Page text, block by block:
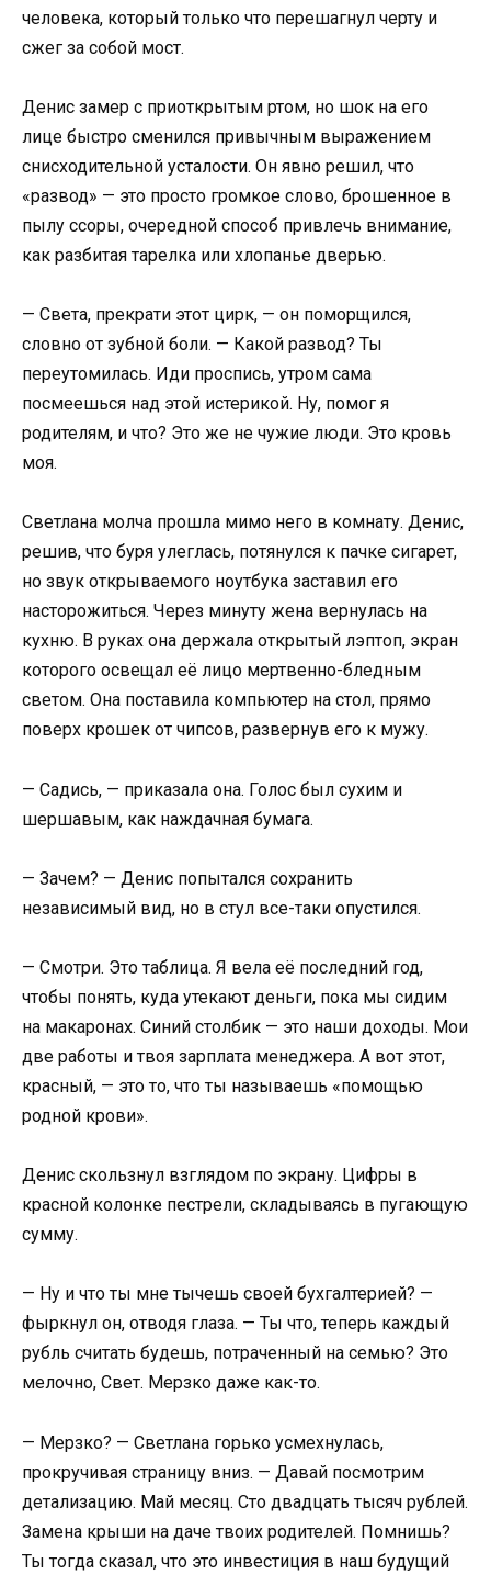
человека, который только что перешагнул черту и
сжег за собой мост.
Денис замер с приоткрытым ртом, но шок на его
лице быстро сменился привычным выражением
снисходительной усталости. Он явно решил, что
«развод» — это просто громкое слово, брошенное в
пылу ссоры, очередной способ привлечь внимание,
как разбитая тарелка или хлопанье дверью.
— Света, прекрати этот цирк, — он поморщился,
словно от зубной боли. — Какой развод? Ты
переутомилась. Иди проспись, утром сама
посмеешься над этой истерикой. Ну, помог я
родителям, и что? Это же не чужие люди. Это кровь
моя.
Светлана молча прошла мимо него в комнату. Денис,
решив, что буря улеглась, потянулся к пачке сигарет,
но звук открываемого ноутбука заставил его
насторожиться. Через минуту жена вернулась на
кухню. В руках она держала открытый лэптоп, экран
которого освещал её лицо мертвенно-бледным
светом. Она поставила компьютер на стол, прямо
поверх крошек от чипсов, развернув его к мужу.
— Садись, — приказала она. Голос был сухим и
шершавым, как наждачная бумага.
— Зачем? — Денис попытался сохранить
независимый вид, но в стул все-таки опустился.
— Смотри. Это таблица. Я вела её последний год,
чтобы понять, куда утекают деньги, пока мы сидим
на макаронах. Синий столбик — это наши доходы. Мои
две работы и твоя зарплата менеджера. А вот этот,
красный, — это то, что ты называешь «помощью
родной крови».
Денис скользнул взглядом по экрану. Цифры в
красной колонке пестрели, складываясь в пугающую
сумму.
— Ну и что ты мне тычешь своей бухгалтерией? —
фыркнул он, отводя глаза. — Ты что, теперь каждый
рубль считать будешь, потраченный на семью? Это
мелочно, Свет. Мерзко даже как-то.
— Мерзко? — Светлана горько усмехнулась,
прокручивая страницу вниз. — Давай посмотрим
детализацию. Май месяц. Сто двадцать тысяч рублей.
Замена крыши на даче твоих родителей. Помнишь?
Ты тогда сказал, что это инвестиция в наш будущий